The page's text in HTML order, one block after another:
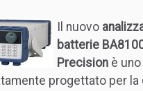
Il nuovo
batterie
Precision è
progettato per la